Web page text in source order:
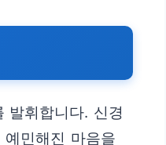
발휘합니다. 신경
민해진 마음을